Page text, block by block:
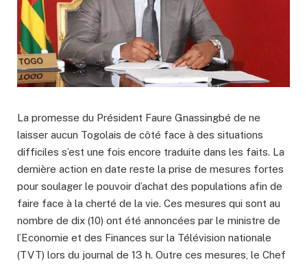
La promesse du Président Faure Gnassingbé de ne
laisser aucun Togolais de côté face à des situations
difficiles s’est une fois encore traduite dans les faits. La
dernière action en date reste la prise de mesures fortes
pour soulager le pouvoir d’achat des populations afin de
faire face à la cherté de la vie. Ces mesures qui sont au
nombre de dix (10) ont été annoncées par le ministre de
l’Economie et des Finances sur la Télévision nationale
(TVT) lors du journal de 13 h. Outre ces mesures, le Chef